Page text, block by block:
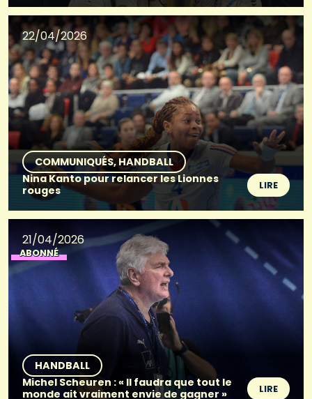
22/04/2026
COMMUNIQUÉS HANDBALL
Nina Kanto pour relancer les Lionnes
rouges
LIRE
21/04/2026
ABONNÉ
HANDBALL
Michel Scheuren : « Il faudra que tout le
monde ait vraiment envie de gagner »
LIRE